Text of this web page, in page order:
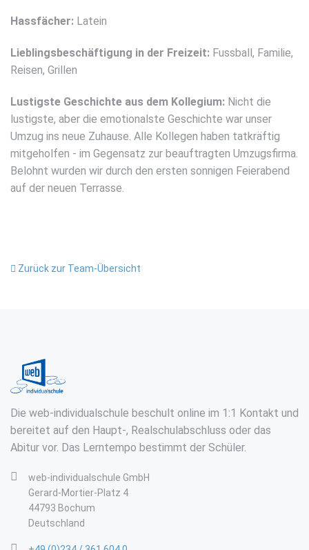
Hassfächer: Latein
Lieblingsbeschäftigung in der Freizeit: Fussball, Familie,
Reisen, Grillen
Lustigste Geschichte aus dem Kollegium: Nicht die
lustigste, aber die emotionalste Geschichte war unser
Umzug ins neue Zuhause. Alle Kollegen haben tatkräftig
mitgeholfen - im Gegensatz zur beauftragten Umzugsfirma.
Belohnt wurden wir durch den ersten sonnigen Feierabend
auf der neuen Terrasse.
Zurück zur Team-Übersicht
Die web-individualschule beschult online im 1:1 Kontakt und
bereitet auf den Haupt-, Realschulabschluss oder das
Abitur vor. Das Lerntempo bestimmt der Schüler.
web-individualschule GmbH
Gerard-Mortier-Platz 4
44793 Bochum
Deutschland